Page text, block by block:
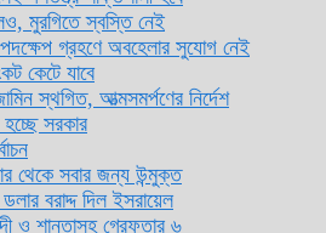
মুরগিতে স্বস্তি নেই
গ্রহণে অবহেলার সুযোগ নেই
কেটে যাবে
স্থগিত, আত্মসমর্পণের নির্দেশ
হচ্ছে সরকার
থেকে সবার জন্য উন্মুক্ত
বরাদ্দ দিল ইসরায়েল
ও শান্তাসহ গ্রেফতার ৬